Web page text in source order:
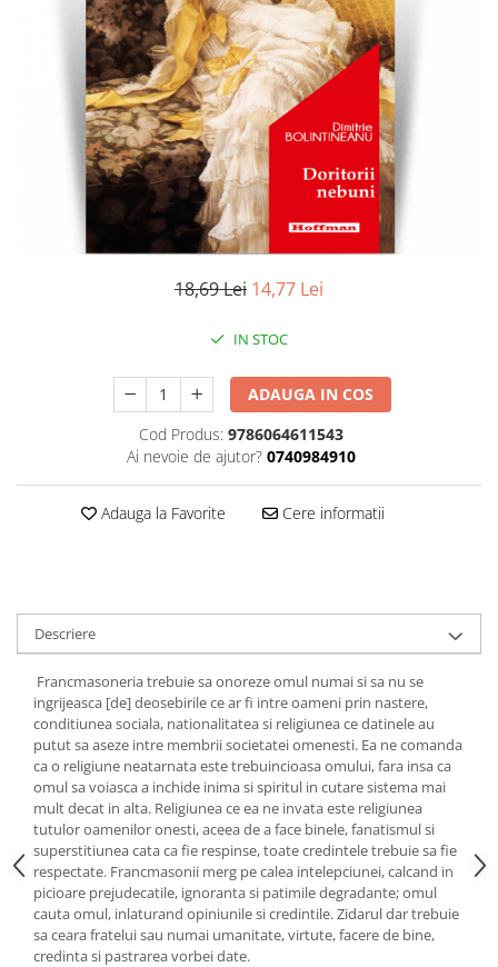
Literatura
Contemporana
Universala
Universala
Non-fictiune
Sociologie si filozofie
18,69 Lei 14,77 Lei
IN STOC
ADAUGA IN COS
Cod Produs: 9786064611543
Ai nevoie de ajutor? 0740984910
Adauga la Favorite Cere informatii
Descriere
Francmasoneria trebuie sa onoreze omul numai si sa nu se
ingrijeasca [de] deosebirile ce ar fi intre oameni prin nastere,
conditiunea sociala, nationalitatea si religiunea ce datinele au
putut sa aseze intre membrii societatei omenesti. Ea ne comanda
ca o religiune neatarnata este trebuincioasa omului, fara insa ca
omul sa voiasca a inchide inima si spiritul in cutare sistema mai
mult decat in alta. Religiunea ce ea ne invata este religiunea
tutulor oamenilor onesti, aceea de a face binele, fanatismul si
superstitiunea cata ca fie respinse, toate credintele trebuie sa fie
respectate. Francmasonii merg pe calea intelepciunei, calcand in
picioare prejudecatile, ignoranta si patimile degradante; omul
cauta omul, inlaturand opiniunile si credintile. Zidarul dar trebuie
sa ceara fratelui sau numai umanitate, virtute, facere de bine,
credinta si pastrarea vorbei date.